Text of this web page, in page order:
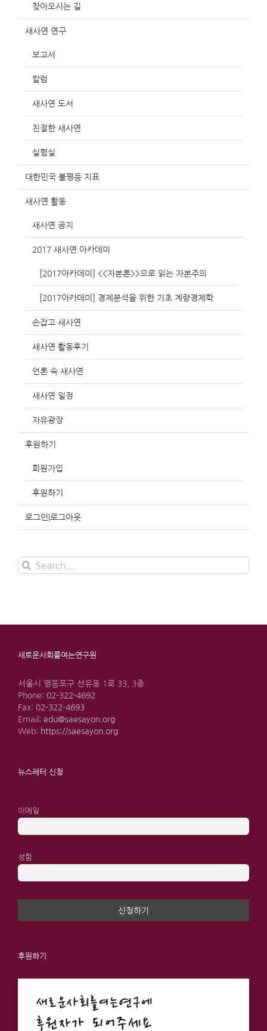
찾아오시는 길
새사연 연구
보고서
칼럼
새사연 도서
친절한 새사연
실험실
대한민국 불평등 지표
새사연 활동
새사연 공지
2017 새사연 아카데미
[2017아카데미] <<자본론>>으로 읽는 자본주의
[2017아카데미] 경제분석을 위한 기초 계량경제학
손잡고 새사연
새사연 활동후기
언론 속 새사연
새사연 일정
자유광장
후원하기
회원가입
후원하기
로그인|로그아웃
Search
for:
새로운사회를여는연구원
서울시 영등포구 선유동 1로 33, 3층
Phone: 02-322-4692
Fax: 02-322-4693
Email: edu@saesayon.org
Web: https://saesayon.org
뉴스레터 신청
이메일
성함
후원하기